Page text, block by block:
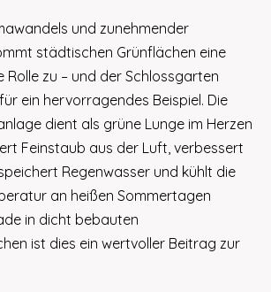
und zunehmender
städtischen Grünflächen eine
Rolle zu – und der Schlossgarten
ein hervorragendes Beispiel. Die
dient als grüne Lunge im Herzen
Feinstaub aus der Luft, verbessert
Regenwasser und kühlt die
an heißen Sommertagen
in dicht bebauten
ist dies ein wertvoller Beitrag zur